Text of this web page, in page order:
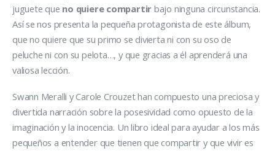
juguete que no quiere compartir bajo ninguna circunstancia.
Así se nos presenta la pequeña protagonista de este álbum,
que no quiere que su primo se divierta ni con su oso de
peluche ni con su pelota…, y que gracias a él aprenderá una
valiosa lección.
Swann Meralli y Carole Crouzet han compuesto una preciosa y
divertida narración sobre la posesividad como opuesto de la
imaginación y la inocencia. Un libro ideal para ayudar a los más
pequeños a entender que tienen que compartir y que vivir es